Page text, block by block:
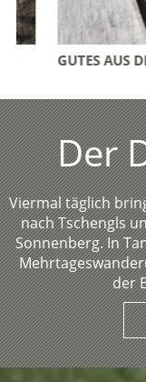
GUTES AUS DEM
Der
Viermal täglich
nach Tschengls
Sonnenberg. In
der